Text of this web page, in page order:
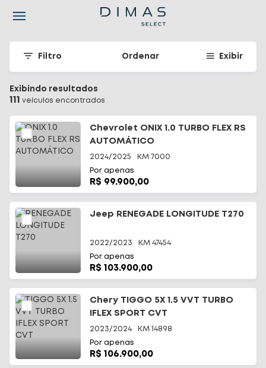
Filtro Ordenar Exibir
Exibindo resultados
111 veículos encontrados
Chevrolet ONIX 1.0 TURBO FLEX RS
AUTOMÁTICO
2024/2025 KM 7000
Por apenas
R$ 99.900,00
Jeep RENEGADE LONGITUDE T270
2022/2023 KM 47454
Por apenas
R$ 103.900,00
Chery TIGGO 5X 1.5 VVT TURBO
IFLEX SPORT CVT
2023/2024 KM 14898
Por apenas
R$ 106.900,00
Navigated to Seu carro seminovo em Santa Catarina -